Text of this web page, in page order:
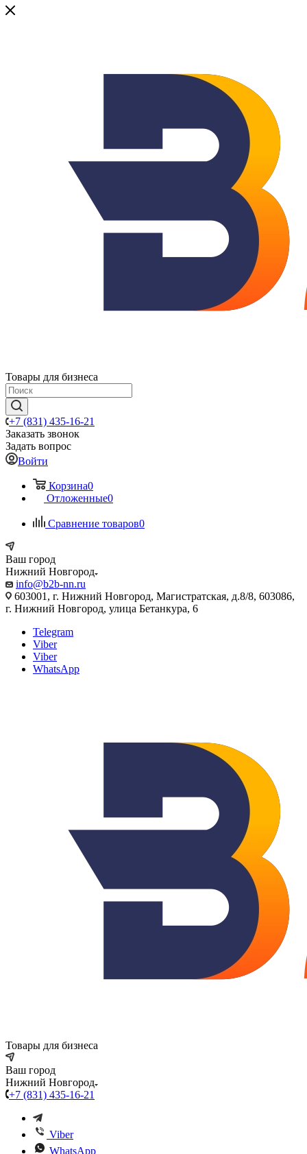
Товары для бизнеса
+7 (831) 435-16-21
Заказать звонок
Задать вопрос
Войти
Корзина0
Отложенные0
Сравнение товаров0
Ваш город
Нижний Новгород
info@b2b-nn.ru
603001, г. Нижний Новгород, Магистратская, д.8/8, 603086,
г. Нижний Новгород, улица Бетанкура, 6
Telegram
Viber
Viber
WhatsApp
Товары для бизнеса
Ваш город
Нижний Новгород
+7 (831) 435-16-21
Viber
WhatsApp